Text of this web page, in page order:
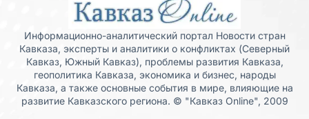
Информационно-аналитический портал Новости стран
Кавказа, эксперты и аналитики о конфликтах (Северный
Кавказ, Южный Кавказ), проблемы развития Кавказа,
геополитика Кавказа, экономика и бизнес, народы
Кавказа, а также основные события в мире, влияющие на
развитие Кавказского региона. © "Кавказ Online", 2009